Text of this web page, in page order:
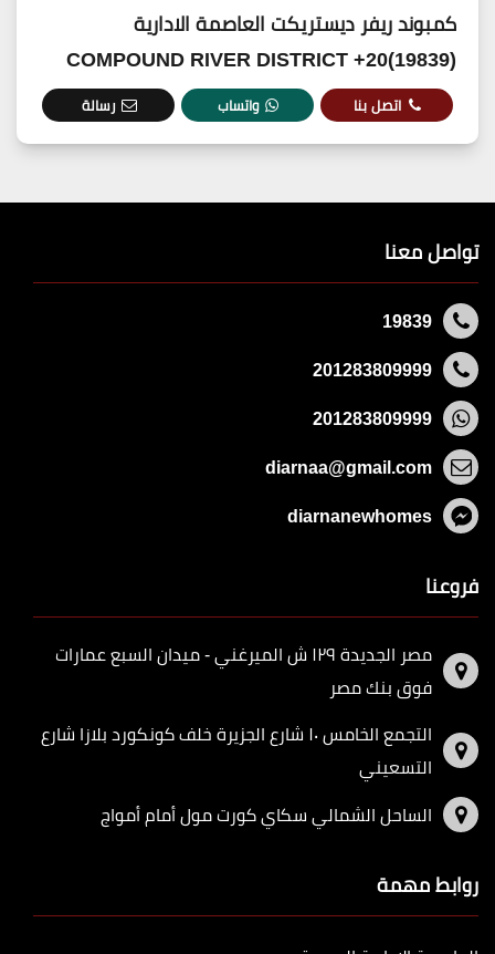
كمبوند ريفر ديستريكت العاصمة الادارية
(19839)20+ COMPOUND RIVER DISTRICT
اتصل بنا واتساب رسالة
تواصل معنا
19839
201283809999
201283809999
diarnaa@gmail.com
diarnanewhomes
فروعنا
مصر الجديدة ١٢٩ ش الميرغني - ميدان السبع عمارات
فوق بنك مصر
التجمع الخامس ١٠ شارع الجزيرة خلف كونكورد بلازا شارع
التسعيني
الساحل الشمالي سكاي كورت مول أمام أمواج
روابط مهمة